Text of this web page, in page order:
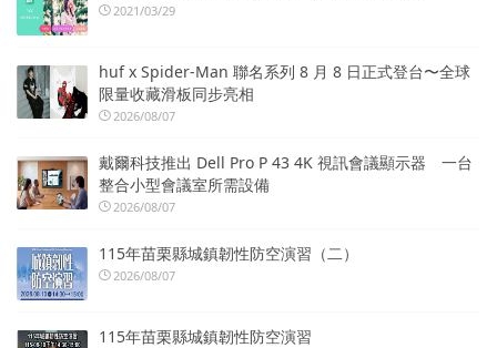
2021/03/29
huf x Spider-Man 聯名系列 8 月 8 日正式登台〜全球
限量收藏滑板同步亮相
2026/08/07
戴爾科技推出 Dell Pro P 43 4K 視訊會議顯示器 一台
整合小型會議室所需設備
2026/08/07
115年苗栗縣城鎮韌性防空演習（二）
2026/08/07
115年苗栗縣城鎮韌性防空演習